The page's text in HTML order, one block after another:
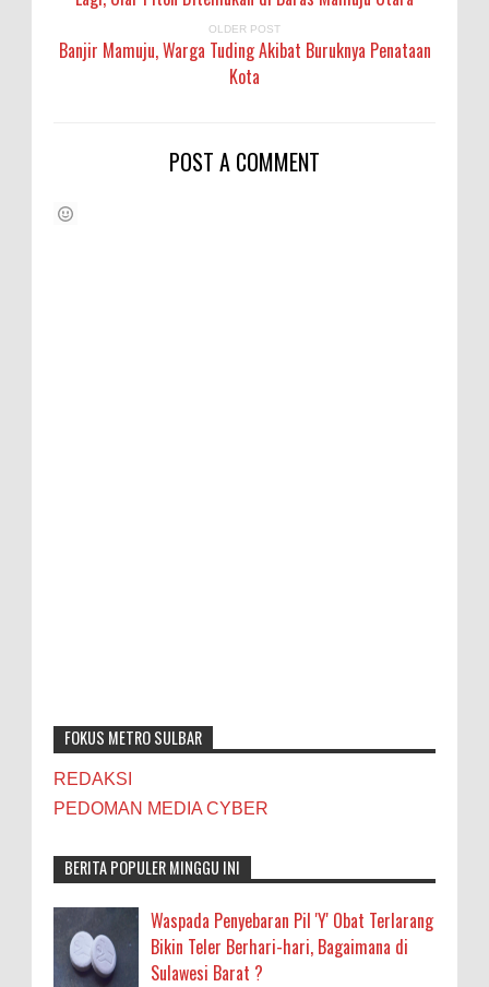
OLDER POST
Banjir Mamuju, Warga Tuding Akibat Buruknya Penataan
Kota
POST A COMMENT
FOKUS METRO SULBAR
REDAKSI
PEDOMAN MEDIA CYBER
BERITA POPULER MINGGU INI
Waspada Penyebaran Pil 'Y' Obat Terlarang
Bikin Teler Berhari-hari, Bagaimana di
Sulawesi Barat ?